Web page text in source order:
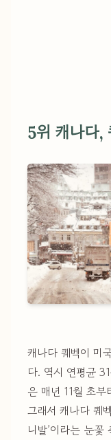
5위 캐나다,
캐나다 퀘벡이 미
다. 역시 연평균
은 매년 11월 초
그래서 캐나다 퀘
니발’이라는 눈